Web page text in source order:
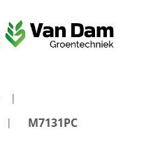
M7131PC